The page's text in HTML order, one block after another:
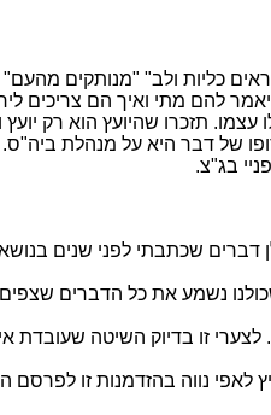
להם מתי ואיך הם
עצמו. תזכרו שהיועץ הוא רק
של דבר היא על מנהלת ביה"ס.
בג"צ.
דברים שכתבתי לפני שנים
נשמע את כל הדברים
זו בדיוק השיטה שעובדת
נווה בהזדמנות זו לפרסם